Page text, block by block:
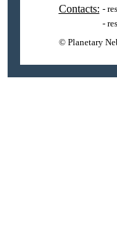
Contacts: -
-
© Planetary